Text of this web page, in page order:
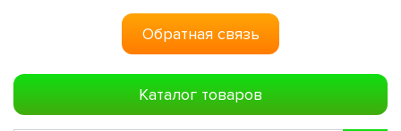
Обратная связь
Каталог товаров